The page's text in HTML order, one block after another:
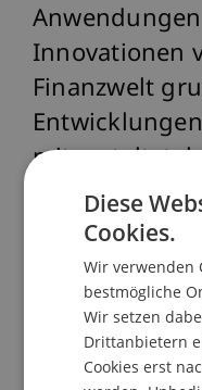
Innovationen
Finanzwelt
mitgestaltet,
einen klaren
Volkmar Ritter,
Diese
Cookies.
Wir verwenden
bestmögliche
Wir setzen
Drittanbietern
Cookies erst